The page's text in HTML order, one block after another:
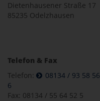
Dietenhausener Straße 17
85235 Odelzhausen
Telefon & Fax
Telefon:
08134 / 93 58 56
6
Fax: 08134 / 55 64 52 5